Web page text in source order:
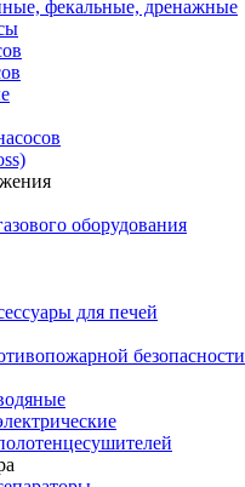
фекальные, дренажные
оборудования
для печей
безопасности